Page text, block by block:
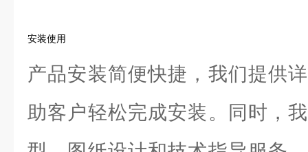
安装使用
产品安装简便快捷，我们提供
助客户轻松完成安装。同时，